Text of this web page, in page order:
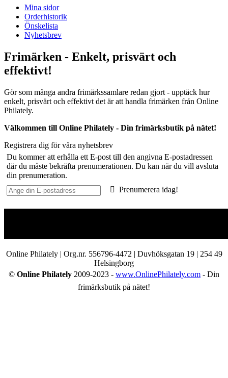
Mina sidor
Orderhistorik
Önskelista
Nyhetsbrev
Frimärken - Enkelt, prisvärt och
effektivt!
Gör som många andra frimärkssamlare redan gjort - upptäck hur
enkelt, prisvärt och effektivt det är att handla frimärken från Online
Philately.
Välkommen till Online Philately - Din frimärksbutik på nätet!
Registrera dig för våra nyhetsbrev
Du kommer att erhålla ett E-post till den angivna E-postadressen
där du måste bekräfta prenumerationen. Du kan när du vill avsluta
din prenumeration.
Prenumerera idag!
Online Philately | Org.nr. 556796-4472 | Duvhöksgatan 19 | 254 49
Helsingborg
© Online Philately 2009-2023 - www.OnlinePhilately.com - Din
frimärksbutik på nätet!